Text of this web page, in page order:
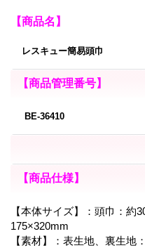
【商品名】
レスキュー簡易頭巾
【商品管理番号】
BE-36410
【商品仕様】
【本体サイズ】：頭巾：約
175×320mm
【素材】：表生地、裏生地